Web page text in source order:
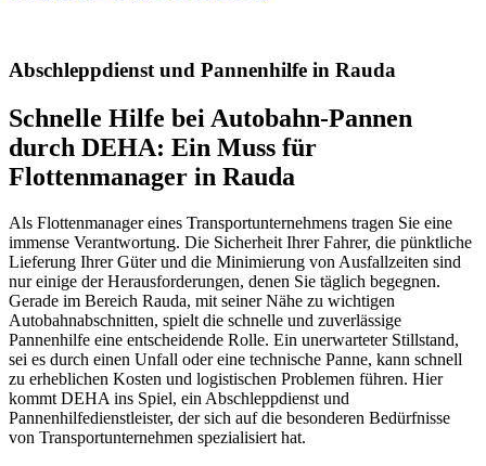
Abschleppdienst und Pannenhilfe in Rauda
Schnelle Hilfe bei Autobahn-Pannen
durch DEHA: Ein Muss für
Flottenmanager in Rauda
Als Flottenmanager eines Transportunternehmens tragen Sie eine
immense Verantwortung. Die Sicherheit Ihrer Fahrer, die pünktliche
Lieferung Ihrer Güter und die Minimierung von Ausfallzeiten sind
nur einige der Herausforderungen, denen Sie täglich begegnen.
Gerade im Bereich Rauda, mit seiner Nähe zu wichtigen
Autobahnabschnitten, spielt die schnelle und zuverlässige
Pannenhilfe eine entscheidende Rolle. Ein unerwarteter Stillstand,
sei es durch einen Unfall oder eine technische Panne, kann schnell
zu erheblichen Kosten und logistischen Problemen führen. Hier
kommt DEHA ins Spiel, ein Abschleppdienst und
Pannenhilfedienstleister, der sich auf die besonderen Bedürfnisse
von Transportunternehmen spezialisiert hat.